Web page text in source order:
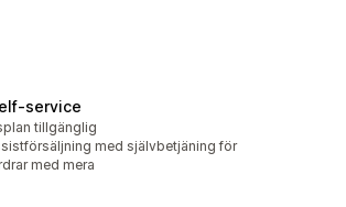
tillgänglig
med självbetjäning för
med mera